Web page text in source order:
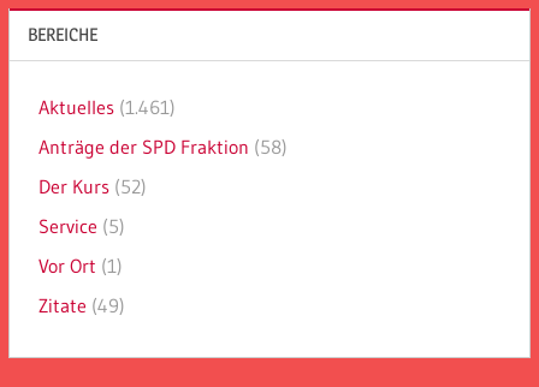
BEREICHE
Aktuelles(1.461)
Anträge der SPD Fraktion (58)
Der Kurs(52)
Service (5)
Vor Ort (1)
Zitate (49)